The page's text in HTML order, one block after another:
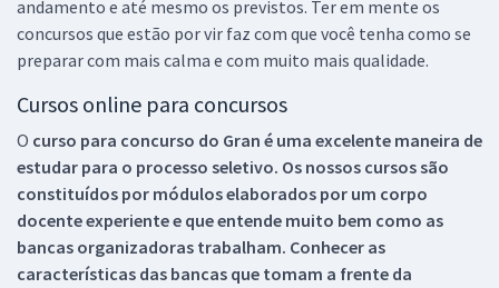
andamento e até mesmo os previstos. Ter em mente os
concursos que estão por vir faz com que você tenha como se
preparar com mais calma e com muito mais qualidade.
Cursos online para concursos
O curso para concurso do Gran é uma excelente maneira de
estudar para o processo seletivo. Os nossos cursos são
constituídos por módulos elaborados por um corpo
docente experiente e que entende muito bem como as
bancas organizadoras trabalham. Conhecer as
características das bancas que tomam a frente da